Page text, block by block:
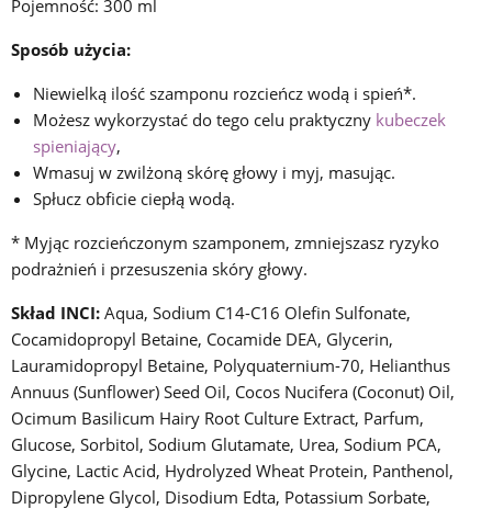
Pojemność: 300 ml
Sposób użycia:
Niewielką ilość szamponu rozcieńcz wodą i spień*.
Możesz wykorzystać do tego celu praktyczny kubeczek
spieniający,
Wmasuj w zwilżoną skórę głowy i myj, masując.
Spłucz obficie ciepłą wodą.
* Myjąc rozcieńczonym szamponem, zmniejszasz ryzyko
podrażnień i przesuszenia skóry głowy.
Skład INCI: Aqua, Sodium C14-C16 Olefin Sulfonate,
Cocamidopropyl Betaine, Cocamide DEA, Glycerin,
Lauramidopropyl Betaine, Polyquaternium-70, Helianthus
Annuus (Sunflower) Seed Oil, Cocos Nucifera (Coconut) Oil,
Ocimum Basilicum Hairy Root Culture Extract, Parfum,
Glucose, Sorbitol, Sodium Glutamate, Urea, Sodium PCA,
Glycine, Lactic Acid, Hydrolyzed Wheat Protein, Panthenol,
Dipropylene Glycol, Disodium Edta, Potassium Sorbate,